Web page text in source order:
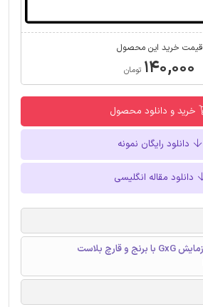
قیمت خرید این محصول
۱۴۰,۰۰۰ تومان
خرید و دانلود محصول
دانلود رایگان نمونه
دانلود مقاله انگلیسی
رویکرد ترکیب واریته در آزمایش GxG با برنج و قارچ بلاست